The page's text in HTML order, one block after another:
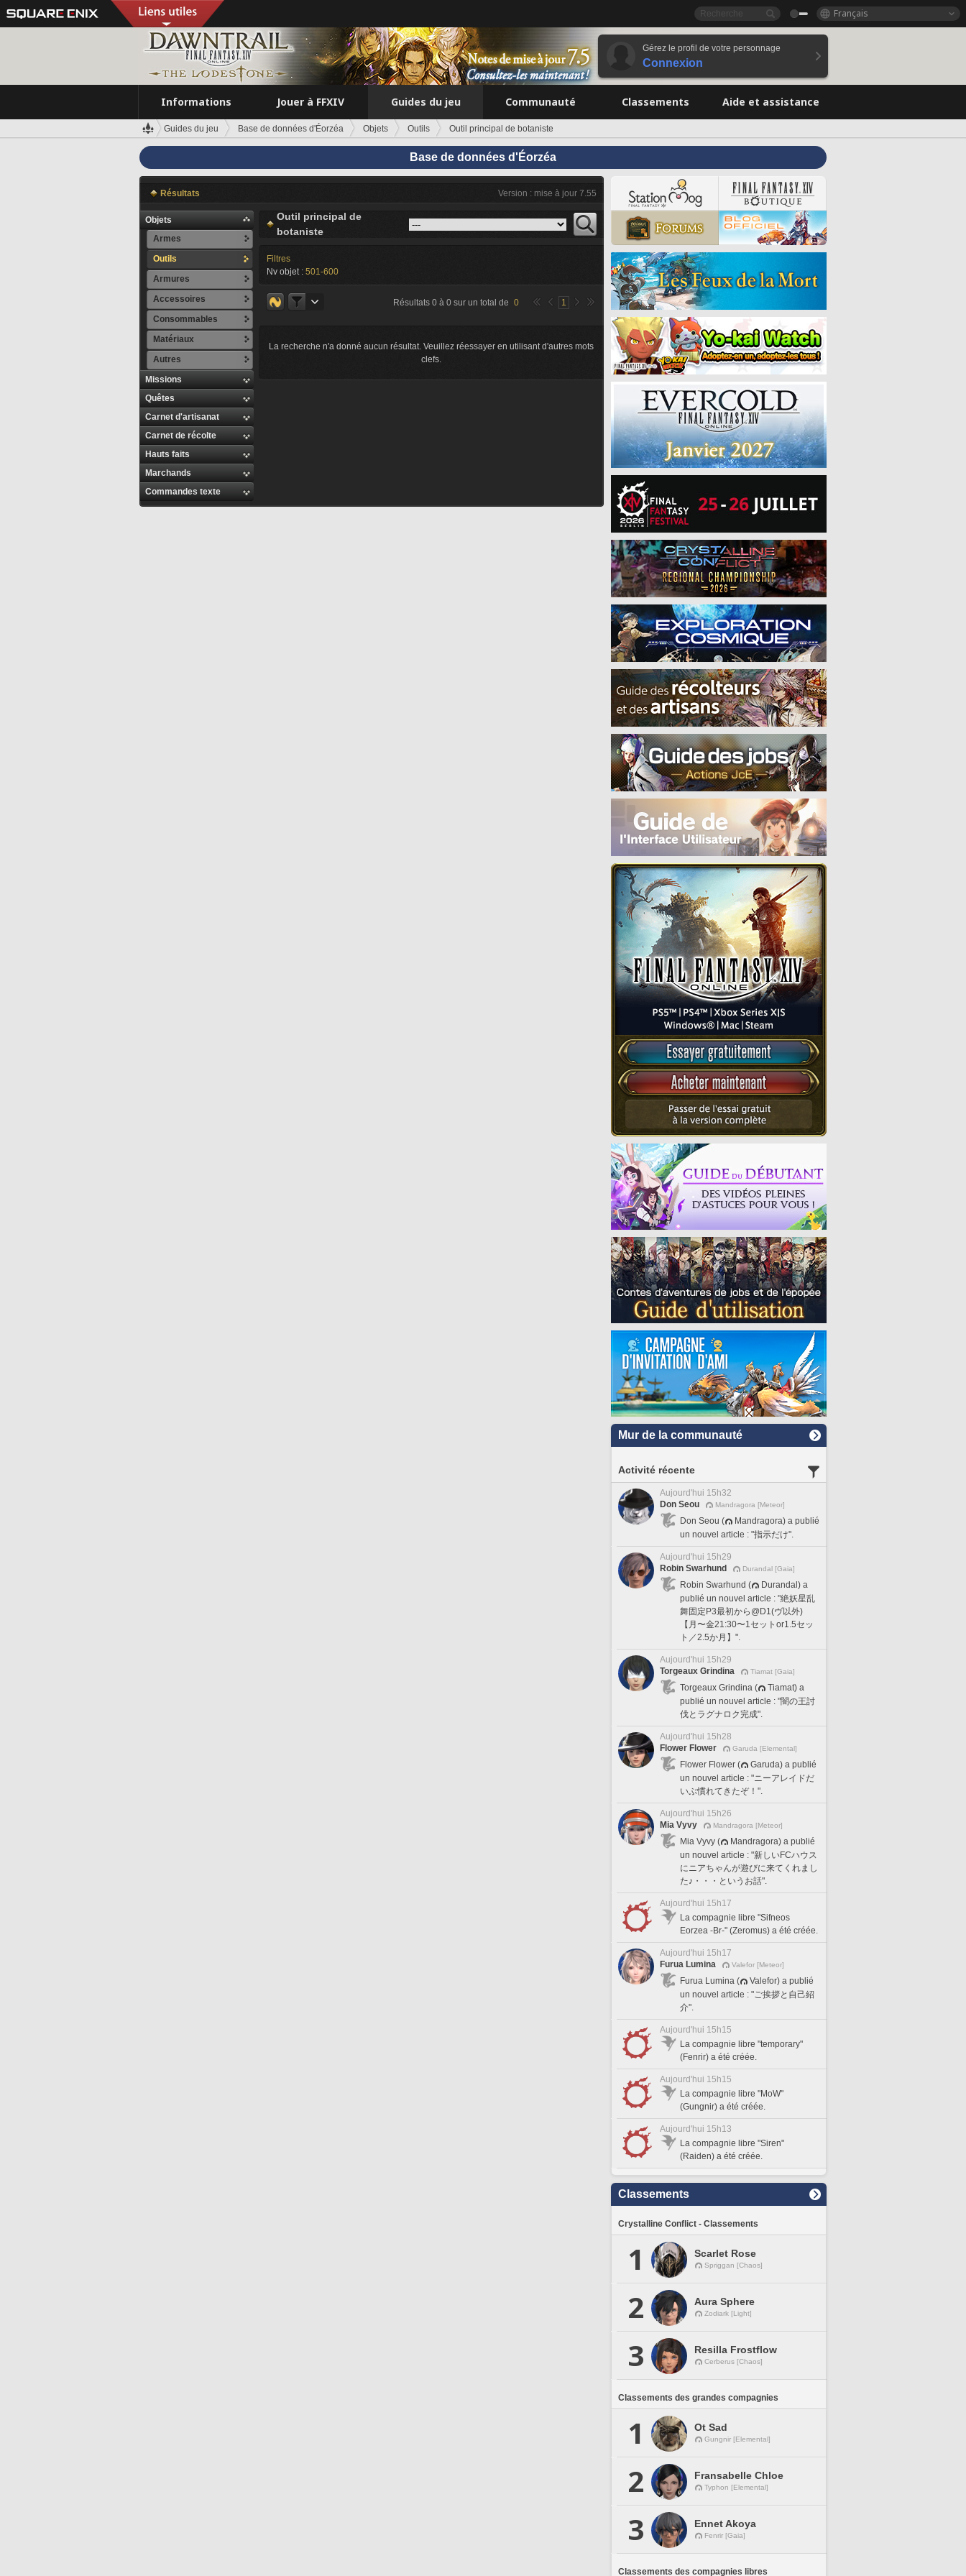
Français
Gérez le profil de votre personnage
Connexion
Informations Jouer à FFXIV Guides du jeu Communauté Classements Aide et assistance
Guides du jeu Base de données d'Éorzéa Objets Outils Outil principal de botaniste
Base de données d'Éorzéa
Résultats Version : mise à jour 7.55
Objets
Armes
Outils
Armures
Accessoires
Consommables
Matériaux
Autres
Missions
Quêtes
Carnet d'artisanat
Carnet de récolte
Hauts faits
Marchands
Commandes texte
Outil principal de
botaniste
Filtres
Nv objet : 501-600
Résultats 0 à 0 sur un total de 0 1
La recherche n'a donné aucun résultat. Veuillez réessayer en utilisant d'autres mots
clefs.
Mur de la communauté
Activité récente
Aujourd'hui 15h32
Don Seou
Mandragora [Meteor]
Don Seou (
Mandragora) a publié
un nouvel article : "指示だけ".
Aujourd'hui 15h29
Robin Swarhund
Durandal [Gaia]
Robin Swarhund (
Durandal) a
publié un nouvel article : "絶妖星乱
舞固定P3最初から@D1(ヴ以外)
【月〜金21:30〜1セットor1.5セッ
ト／2.5か月】".
Aujourd'hui 15h29
Torgeaux Grindina
Tiamat [Gaia]
Torgeaux Grindina (
Tiamat) a
publié un nouvel article : "闇の王討
伐とラグナロク完成".
Aujourd'hui 15h28
Flower Flower
Garuda [Elemental]
Flower Flower (
Garuda) a publié
un nouvel article : "ニーアレイドだ
いぶ慣れてきたぞ！".
Aujourd'hui 15h26
Mia Vyvy
Mandragora [Meteor]
Mia Vyvy (
Mandragora) a publié
un nouvel article : "新しいFCハウス
にニアちゃんが遊びに来てくれまし
た♪・・・というお話".
Aujourd'hui 15h17
La compagnie libre "Sifneos
Eorzea -Br-" (Zeromus) a été créée.
Aujourd'hui 15h17
Furua Lumina
Valefor [Meteor]
Furua Lumina (
Valefor) a publié
un nouvel article : "ご挨拶と自己紹
介".
Aujourd'hui 15h15
La compagnie libre "temporary"
(Fenrir) a été créée.
Aujourd'hui 15h15
La compagnie libre "MoW"
(Gungnir) a été créée.
Aujourd'hui 15h13
La compagnie libre "Siren"
(Raiden) a été créée.
Classements
Crystalline Conflict - Classements
1 Scarlet Rose
Spriggan [Chaos]
2 Aura Sphere
Zodiark [Light]
3 Resilla Frostflow
Cerberus [Chaos]
Classements des grandes compagnies
1 Ot Sad
Gungnir [Elemental]
2 Fransabelle Chloe
Typhon [Elemental]
3 Ennet Akoya
Fenrir [Gaia]
Classements des compagnies libres